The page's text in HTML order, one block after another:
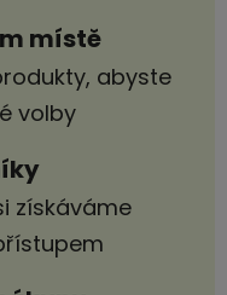
místě
abyste
volby
získáváme